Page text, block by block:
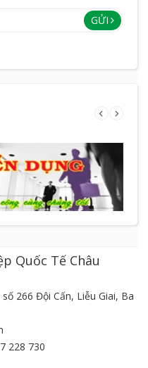
GỬI
Quốc Tế Châu
266 Đội Cấn, Liễu Giai, Ba
228 730